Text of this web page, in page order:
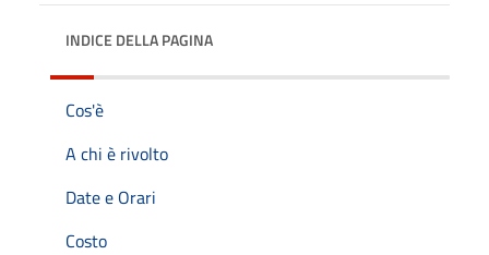
INDICE DELLA PAGINA
Cos'è
A chi è rivolto
Date e Orari
Costo